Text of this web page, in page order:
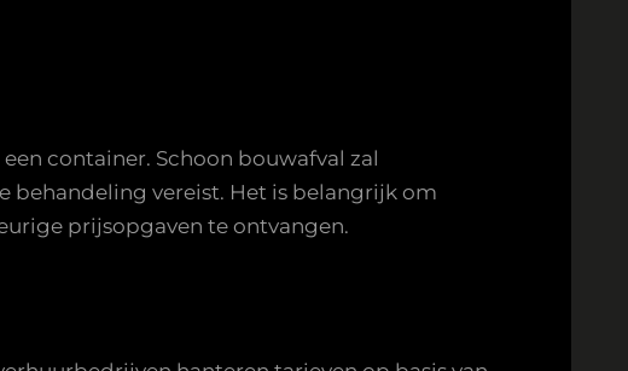
container. Schoon bouwafval zal
vereist. Het is belangrijk om
prijsopgaven te ontvangen.